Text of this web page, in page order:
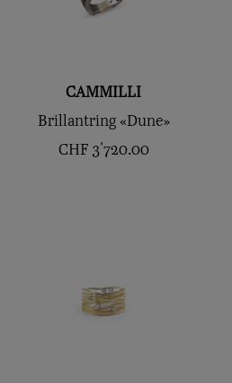
CAMMILLI
Brillantring «Dune»
CHF 3'720.00